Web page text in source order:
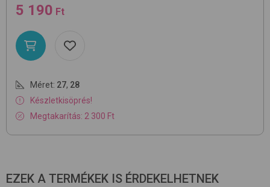
5 190 Ft
Méret: 27, 28
Készletkisöprés!
Megtakarítás: 2 300 Ft
EZEK A TERMÉKEK IS ÉRDEKELHETNEK